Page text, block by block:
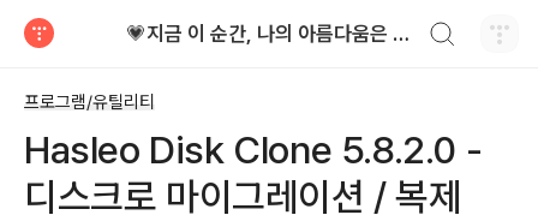
💗지금 이 순간, 나의 아름다움은 가장 빛난다!
프로그램/유틸리티
Hasleo Disk Clone 5.8.2.0 -
디스크로 마이그레이션 / 복제